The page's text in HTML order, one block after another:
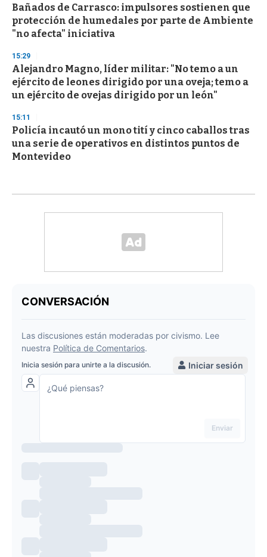
Bañados de Carrasco: impulsores sostienen que
protección de humedales por parte de Ambiente
"no afecta" iniciativa
15:29
Alejandro Magno, líder militar: "No temo a un
ejército de leones dirigido por una oveja; temo a
un ejército de ovejas dirigido por un león"
15:11
Policía incautó un mono tití y cinco caballos tras
una serie de operativos en distintos puntos de
Montevideo